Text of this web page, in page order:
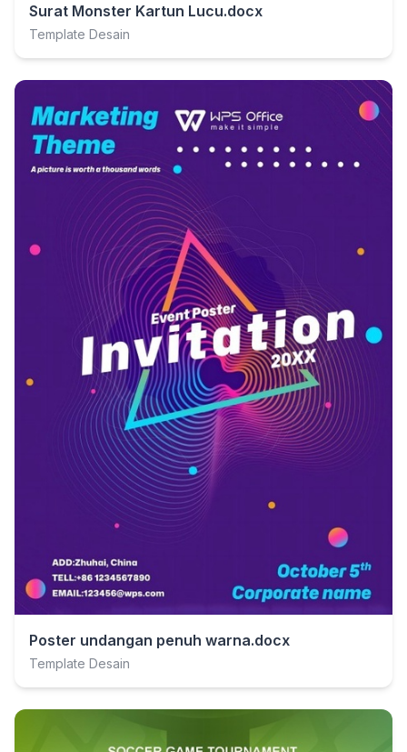
Surat Monster Kartun Lucu.docx
Template Desain
Poster undangan penuh warna.docx
Template Desain